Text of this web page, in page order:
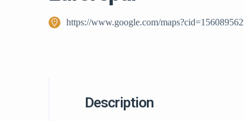
https://www.google.com/
Description